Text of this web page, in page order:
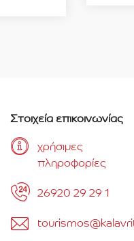
Στοιχεία επικοινωνίας
χρήσιμες
πληροφορίες
26920 29 29 1